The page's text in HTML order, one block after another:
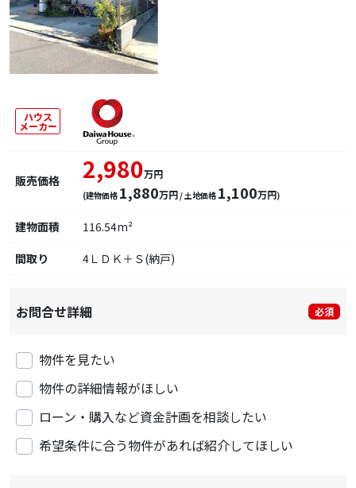
ハウス
メーカー
販売価格 2,980万円
(建物価格 1,880万円 / 土地価格 1,100万円)
建物面積
116.54m²
間取り
4ＬＤＫ＋Ｓ(納戸)
お問合せ詳細 必須
物件を見たい
物件の詳細情報がほしい
ローン・購入など資金計画を相談したい
希望条件に合う物件があれば紹介してほしい